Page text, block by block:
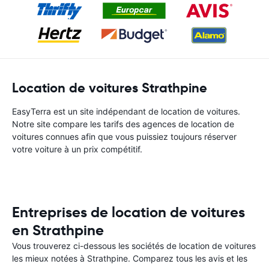
Location de voitures Strathpine
EasyTerra est un site indépendant de location de voitures.
Notre site compare les tarifs des agences de location de
voitures connues afin que vous puissiez toujours réserver
votre voiture à un prix compétitif.
Entreprises de location de voitures
en Strathpine
Vous trouverez ci-dessous les sociétés de location de voitures
les mieux notées à Strathpine. Comparez tous les avis et les